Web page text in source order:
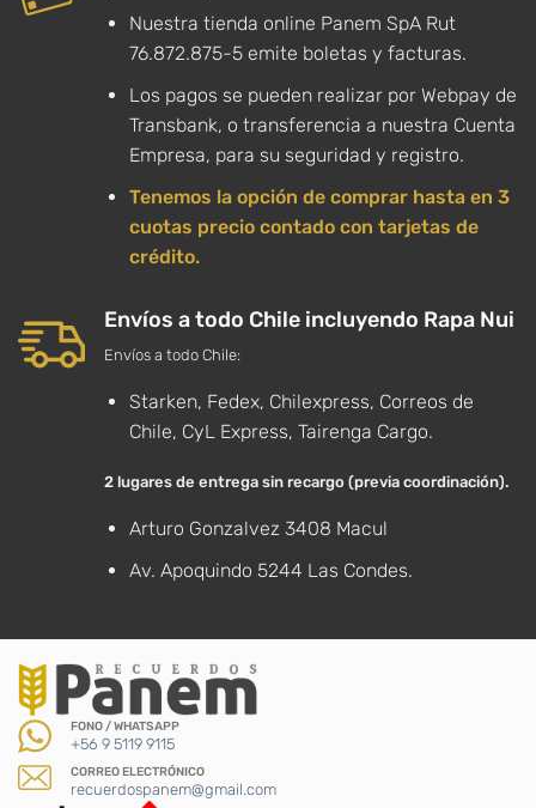
Nuestra tienda online Panem SpA Rut
76.872.875-5 emite boletas y facturas.
Los pagos se pueden realizar por Webpay de
Transbank, o transferencia a nuestra Cuenta
Empresa, para su seguridad y registro.
Tenemos la opción de comprar hasta en 3
cuotas precio contado con tarjetas de
crédito.
Envíos a todo Chile incluyendo Rapa Nui
Envíos a todo Chile:
Starken, Fedex, Chilexpress, Correos de
Chile, CyL Express, Tairenga Cargo.
2 lugares de entrega sin recargo (previa coordinación).
Arturo Gonzalvez 3408 Macul
Av. Apoquindo 5244 Las Condes.
FONO / WHATSAPP
+56 9 5119 9115
CORREO ELECTRÓNICO
recuerdospanem@gmail.com